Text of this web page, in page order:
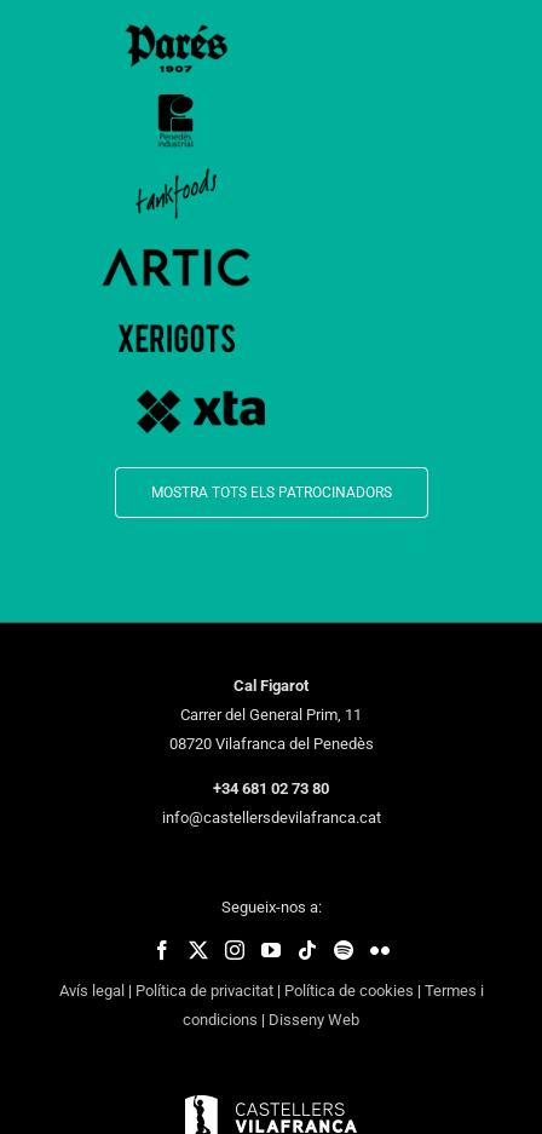
MOSTRA TOTS ELS PATROCINADORS
Cal Figarot
Carrer del General Prim, 11
08720 Vilafranca del Penedès
+34 681 02 73 80
info@castellersdevilafranca.cat
Segueix-nos a:
Avís legal | Política de privacitat| Política de cookies | Termes i
condicions | Disseny Web